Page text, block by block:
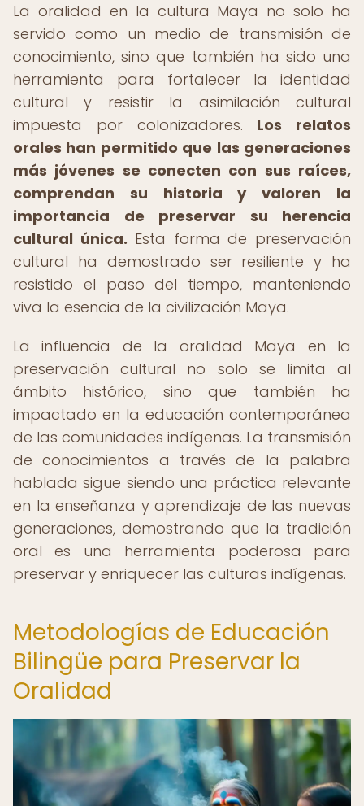
La oralidad en la cultura Maya no solo ha
servido como un medio de transmisión de
conocimiento, sino que también ha sido una
herramienta para fortalecer la identidad
cultural y resistir la asimilación cultural
impuesta por colonizadores. Los relatos
orales han permitido que las generaciones
más jóvenes se conecten con sus raíces,
comprendan su historia y valoren la
importancia de preservar su herencia
cultural única. Esta forma de preservación
cultural ha demostrado ser resiliente y ha
resistido el paso del tiempo, manteniendo
viva la esencia de la civilización Maya.
La influencia de la oralidad Maya en la
preservación cultural no solo se limita al
ámbito histórico, sino que también ha
impactado en la educación contemporánea
de las comunidades indígenas. La transmisión
de conocimientos a través de la palabra
hablada sigue siendo una práctica relevante
en la enseñanza y aprendizaje de las nuevas
generaciones, demostrando que la tradición
oral es una herramienta poderosa para
preservar y enriquecer las culturas indígenas.
Metodologías de Educación
Bilingüe para Preservar la
Oralidad